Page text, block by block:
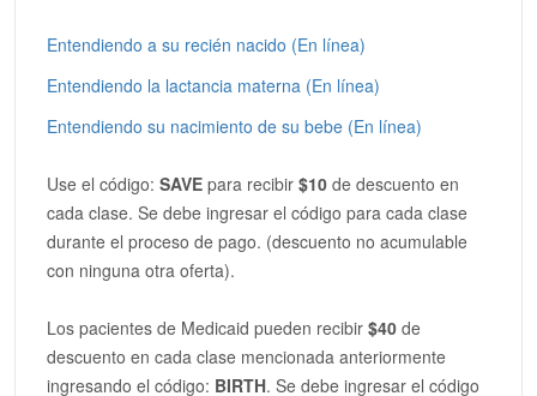
Entendiendo a su recién nacido (En línea)
Entendiendo la lactancia materna (En línea)
Entendiendo su nacimiento de su bebe (En línea)
Use el código: SAVE para recibir $10 de descuento en
cada clase. Se debe ingresar el código para cada clase
durante el proceso de pago. (descuento no acumulable
con ninguna otra oferta).
Los pacientes de Medicaid pueden recibir $40 de
descuento en cada clase mencionada anteriormente
ingresando el código: BIRTH. Se debe ingresar el código